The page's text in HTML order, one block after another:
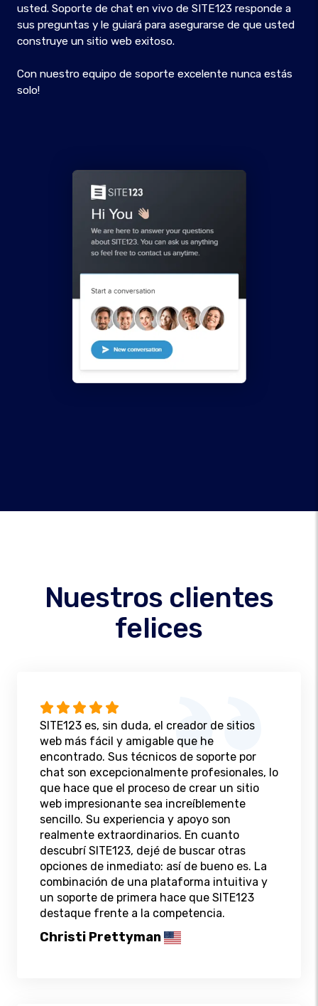
usted. Soporte de chat en vivo de SITE123 responde a
sus preguntas y le guiará para asegurarse de que usted
construye un sitio web exitoso.
Con nuestro equipo de soporte excelente nunca estás
solo!
Nuestros clientes
felices
SITE123 es, sin duda, el creador de sitios
web más fácil y amigable que he
encontrado. Sus técnicos de soporte por
chat son excepcionalmente profesionales, lo
que hace que el proceso de crear un sitio
web impresionante sea increíblemente
sencillo. Su experiencia y apoyo son
realmente extraordinarios. En cuanto
descubrí SITE123, dejé de buscar otras
opciones de inmediato: así de bueno es. La
combinación de una plataforma intuitiva y
un soporte de primera hace que SITE123
destaque frente a la competencia.
Christi Prettyman